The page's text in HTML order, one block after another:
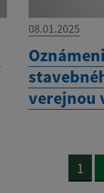
08.01.2025
verejnou
1